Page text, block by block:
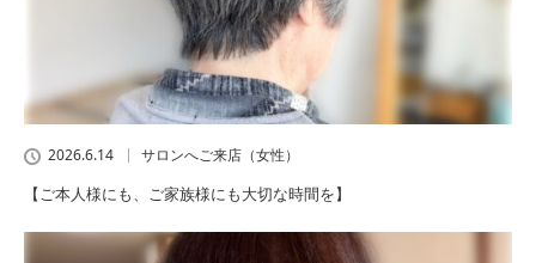
2026.6.14 サロンへご来店（女性）
【ご本人様にも、ご家族様にも大切な時間を】